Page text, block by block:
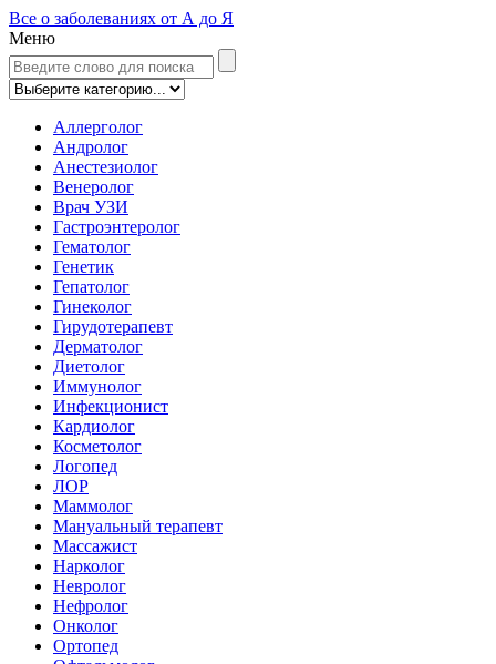
Все о заболеваниях от А до Я
Меню
Аллерголог
Андролог
Анестезиолог
Венеролог
Врач УЗИ
Гастроэнтеролог
Гематолог
Генетик
Гепатолог
Гинеколог
Гирудотерапевт
Дерматолог
Диетолог
Иммунолог
Инфекционист
Кардиолог
Косметолог
Логопед
ЛОР
Маммолог
Мануальный терапевт
Массажист
Нарколог
Невролог
Нефролог
Онколог
Ортопед